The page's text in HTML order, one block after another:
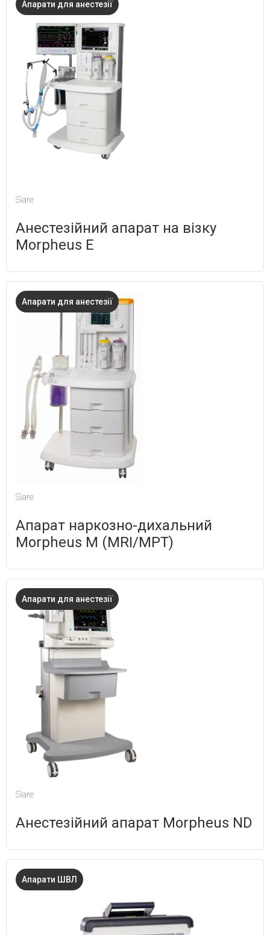
Siare
Анестезійний апарат на візку
Morpheus E
Апарати для анестезії
Siare
Апарат наркозно-дихальний
Morpheus M (MRI/МРТ)
Апарати для анестезії
Siare
Анестезійний апарат Morpheus ND
Апарати для анестезії
Апарати ШВЛ